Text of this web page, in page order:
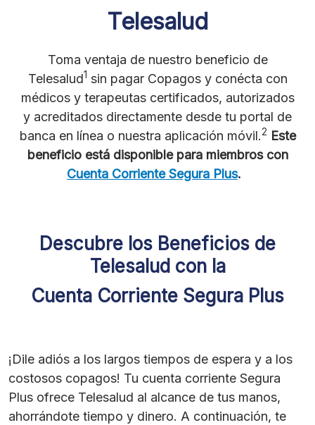
Telesalud
Toma ventaja de nuestro beneficio de
Telesalud1 sin pagar Copagos y conécta con
médicos y terapeutas certificados, autorizados
y acreditados directamente desde tu portal de
banca en línea o nuestra aplicación móvil.2 Este
beneficio está disponible para miembros con
Cuenta Corriente Segura Plus.
Descubre los Beneficios de
Telesalud con la
Cuenta Corriente Segura Plus
¡Dile adiós a los largos tiempos de espera y a los
costosos copagos! Tu cuenta corriente Segura
Plus ofrece Telesalud al alcance de tus manos,
ahorrándote tiempo y dinero. A continuación, te